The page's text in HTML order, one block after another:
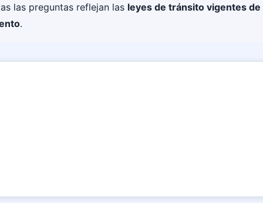
las preguntas reflejan las leyes de tránsito vigentes
.